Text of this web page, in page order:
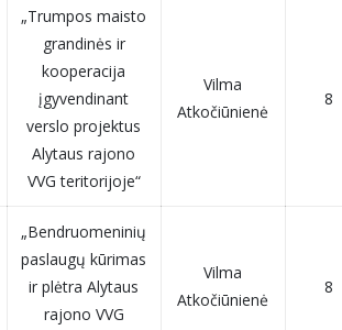
„Trumpos maisto
grandinės ir
kooperacija
įgyvendinant
verslo projektus
Alytaus rajono
VVG teritorijoje“
Vilma
Atkočiūnienė
8
„Bendruomeninių
paslaugų kūrimas
ir plėtra Alytaus
rajono VVG
Vilma
Atkočiūnienė
8